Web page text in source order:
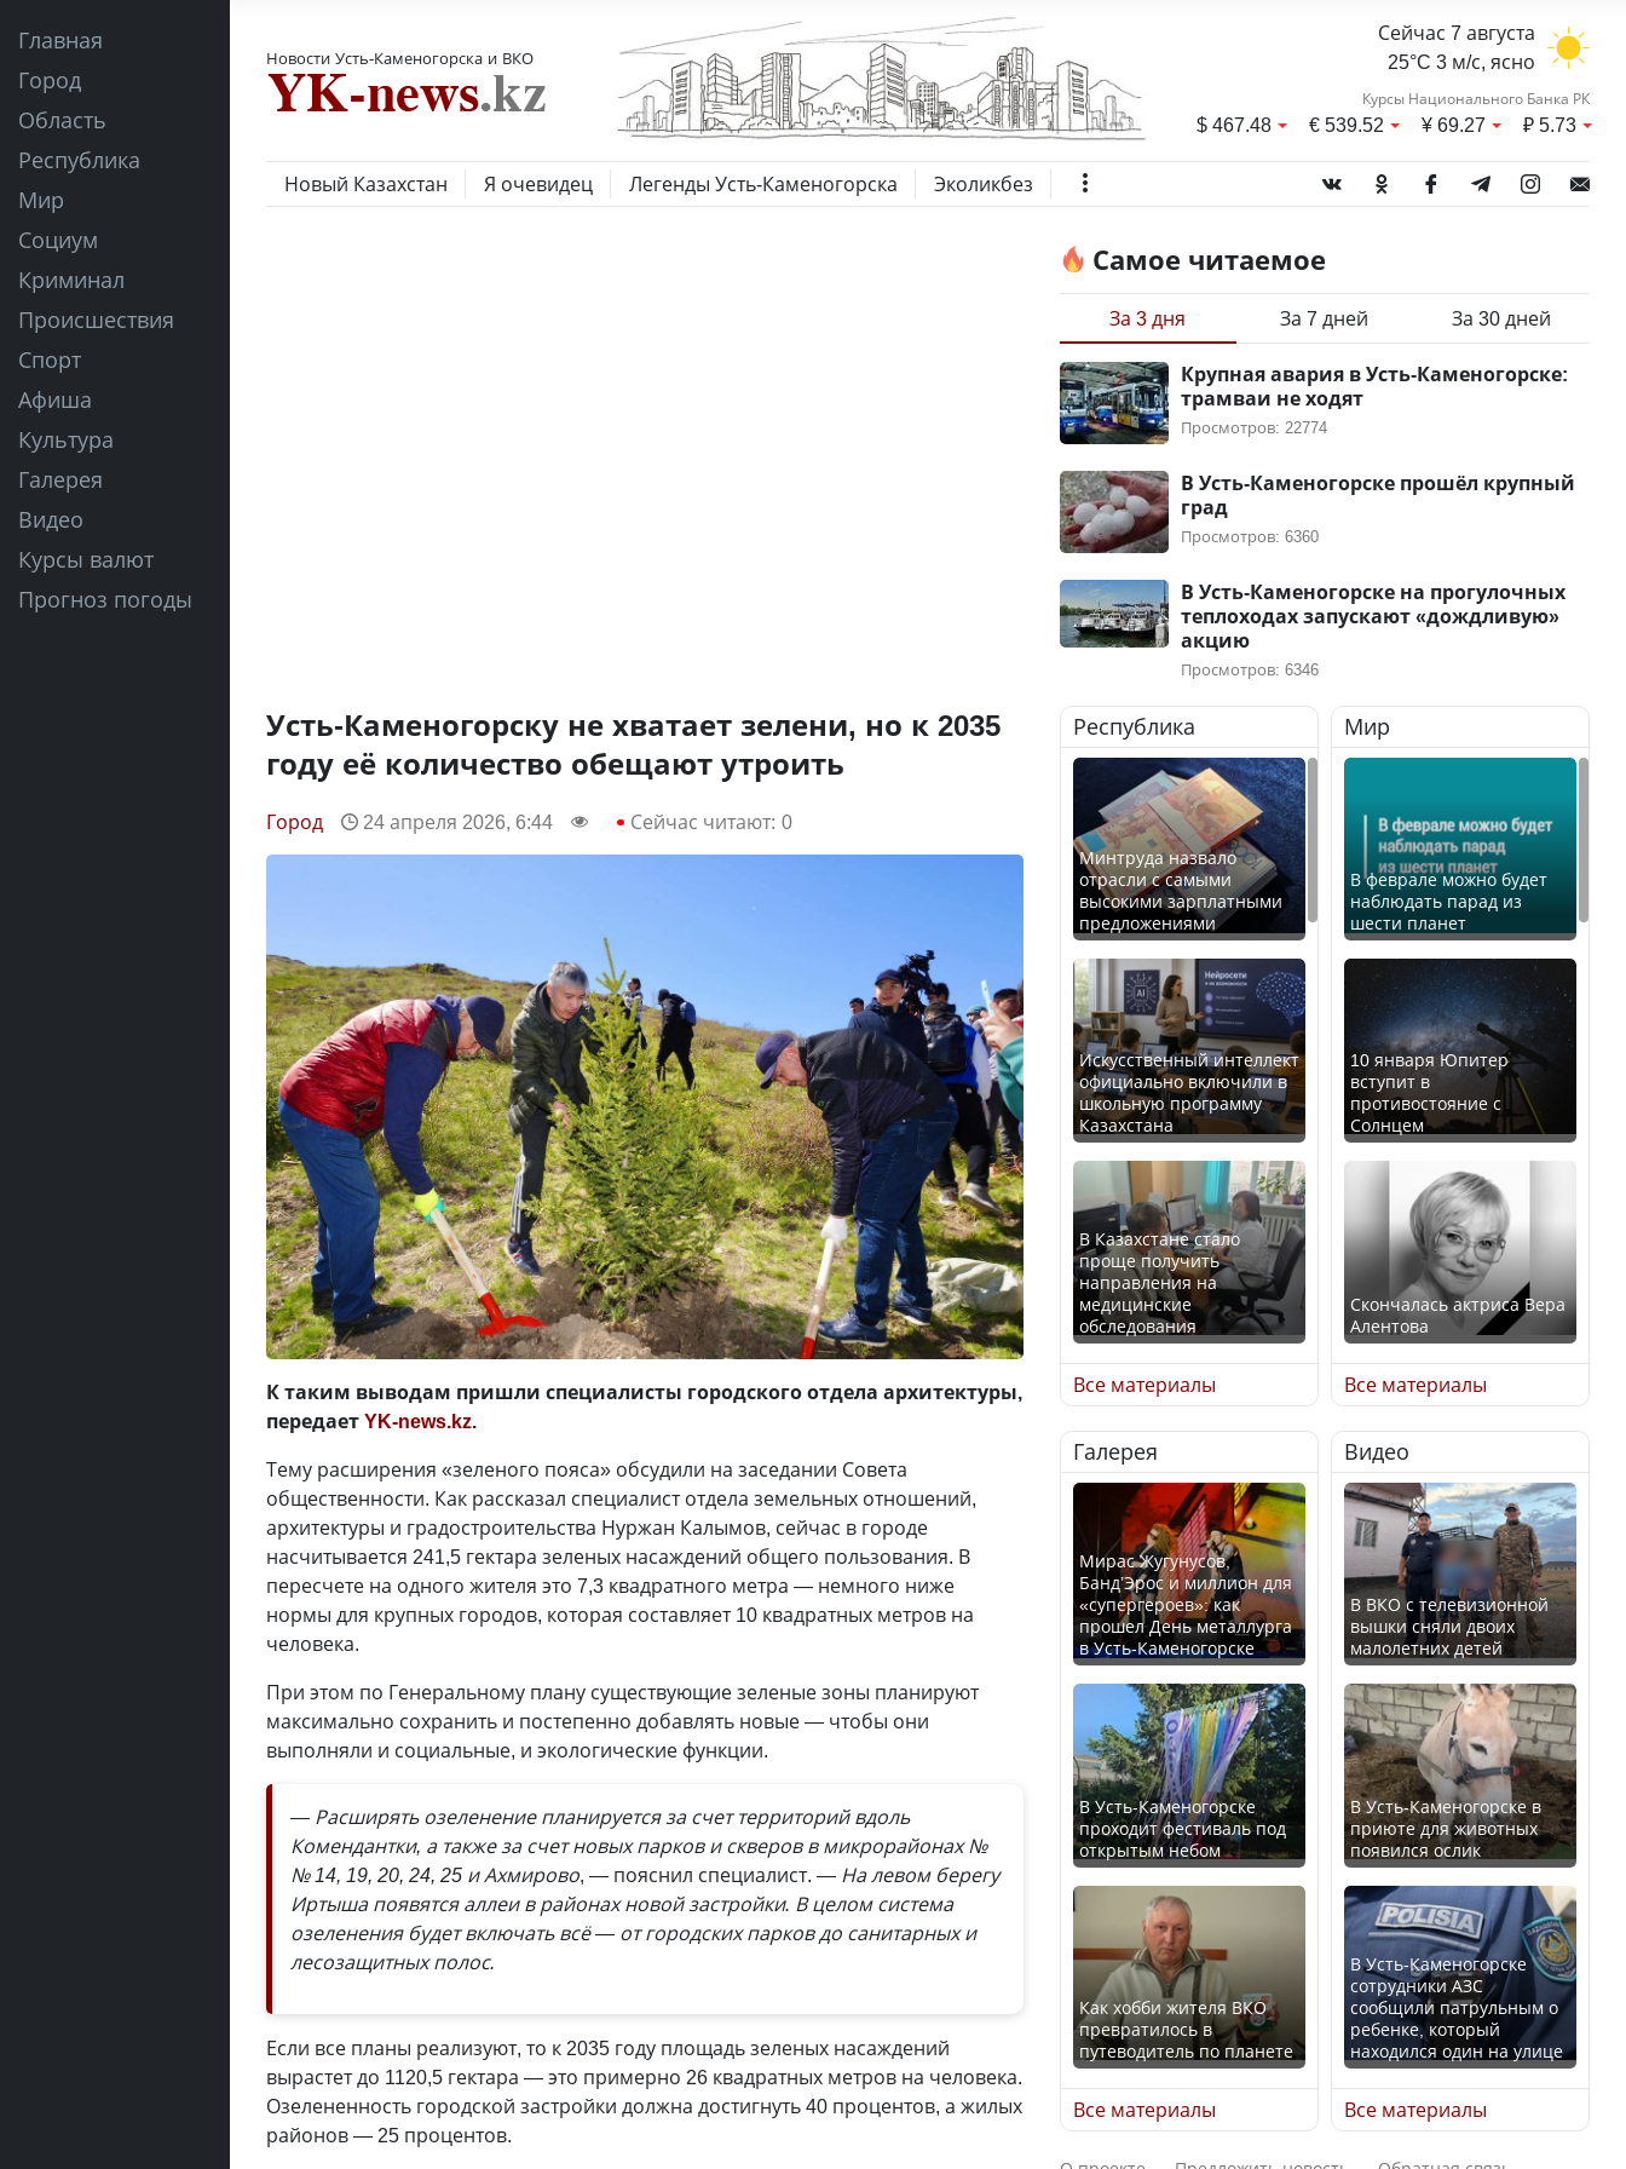
Главная
Город
Область
Республика
Мир
Социум
Криминал
Происшествия
Спорт
Афиша
Культура
Галерея
Видео
Курсы валют
Прогноз погоды
Новости Усть-Каменогорска и ВКО
Сейчас 7 августа
25°C 3 м/с, ясно
Курсы Национального Банка РК
$467.48 €539.52 ¥69.27 ₽5.73
Новый Казахстан Я очевидец Легенды Усть-Каменогорска Эколикбез
Усть-Каменогорску не хватает зелени, но к 2035
году её количество обещают утроить
Город 24 апреля 2026, 6:44 Сейчас читают: 0
К таким выводам пришли специалисты городского отдела архитектуры,
передаетYK-news.kz.
Тему расширения «зеленого пояса» обсудили на заседании Совета
общественности. Как рассказал специалист отдела земельных отношений,
архитектуры и градостроительства Нуржан Калымов, сейчас в городе
насчитывается 241,5 гектара зеленых насаждений общего пользования. В
пересчете на одного жителя это 7,3 квадратного метра — немного ниже
нормы для крупных городов, которая составляет 10 квадратных метров на
человека.
При этом по Генеральному плану существующие зеленые зоны планируют
максимально сохранить и постепенно добавлять новые — чтобы они
выполняли и социальные, и экологические функции.
— Расширять озеленение планируется за счет территорий вдоль
Комендантки, а также за счет новых парков и скверов в микрорайонах №
№ 14, 19, 20, 24, 25 и Ахмирово, — пояснил специалист. — На левом берегу
Иртыша появятся аллеи в районах новой застройки. В целом система
озеленения будет включать всё — от городских парков до санитарных и
лесозащитных полос.
Если все планы реализуют, то к 2035 году площадь зеленых насаждений
вырастет до 1120,5 гектара — это примерно 26 квадратных метров на человека.
Озелененность городской застройки должна достигнуть 40 процентов, а жилых
районов — 25 процентов.
Самое читаемое
За 3 дня За 7 дней За 30 дней
Крупная авария в Усть-Каменогорске:
трамваи не ходят
Просмотров: 22774
В Усть-Каменогорске прошёл крупный
град
Просмотров: 6360
В Усть-Каменогорске на прогулочных
теплоходах запускают «дождливую»
акцию
Просмотров: 6346
Республика
Минтруда назвало
отрасли с самыми
высокими зарплатными
предложениями
Искусственный интеллект
официально включили в
школьную программу
Казахстана
В Казахстане стало
проще получить
направления на
медицинские
обследования
Қазақстан Орталық Азия
елдері арасында әл-ауқат
индексінде көш бастады
Казахстан возглавил
рейтинг благополучия
среди стран Центральной
Азии
Будут ли представлены
интересы регионов в
Курултае?
Ең төменгі жалақы,
алимент, экология: жеті
партия сайлаушылармен
нені талқылап жатыр?
Все материалы
Мир
В феврале можно будет
наблюдать парад из
шести планет
10 января Юпитер
вступит в
противостояние с
Солнцем
Скончалась актриса Вера
Алентова
В РФ вынесен заочный
приговор по уголовному
делу об убийстве Игоря
Талькова
В России введены
дополнительные
ограничения для
казахстанских прав
Трамп официально
вступил в должность
президента США
Луну признали объектом
культурного наследия,
находящегося под
угрозой исчезновения
Все материалы
Галерея
Мирас Жугунусов,
Банд’Эрос и миллион для
«супергероев»: как
прошел День металлурга
в Усть-Каменогорске
В Усть-Каменогорске
проходит фестиваль под
открытым небом
Как хобби жителя ВКО
превратилось в
путеводитель по планете
Все материалы
Видео
В ВКО с телевизионной
вышки сняли двоих
малолетних детей
В Усть-Каменогорске в
приюте для животных
появился ослик
В Усть-Каменогорске
сотрудники АЗС
сообщили патрульным о
ребенке, который
находился один на улице
Все материалы